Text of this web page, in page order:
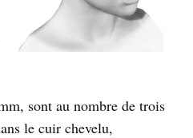
sont au nombre de trois
le cuir chevelu,